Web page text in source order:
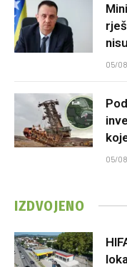
05/
05/
IZDVOJENO